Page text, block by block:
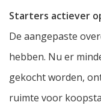
Starters actiever
De aangepaste
hebben. Nu er
gekocht worden,
ruimte voor